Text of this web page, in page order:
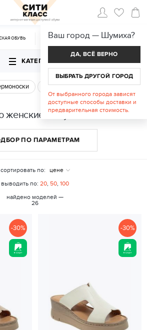
ОБУВЬ CУМКИ АКСЕССУАРЫ
КАТЕГОРИИ
Спецпредложение
женские в Шумихе
ПО ПАРАМЕТРАМ
сортировать по:
цене
выводить по: 20, 50, 100
найдено моделей —
26
-30% -30%
Ваш город — Шумиха?
ДА, ВСЁ ВЕРНО
ВЫБРАТЬ ДРУГОЙ ГОРОД
От выбранного города зависят
доступные способы доставки и
предварительная стоимость.